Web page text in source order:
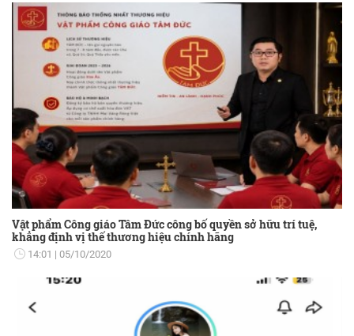
Vật phẩm Công giáo Tâm Đức công bố quyền sở hữu trí tuệ,
khẳng định vị thế thương hiệu chính hãng
14:01 05/10/2020